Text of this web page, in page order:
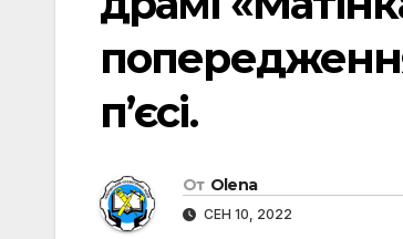
п’єсі.
От Olena
СЕН 10, 2022